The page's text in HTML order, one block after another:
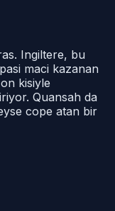
Ingiltere, bu
maci kazanan
kisiyle
Quansah da
cope atan bir